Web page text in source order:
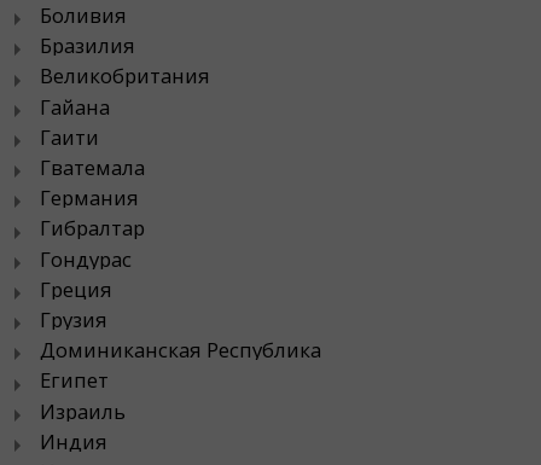
Боливия
Бразилия
Великобритания
Гайана
Гаити
Гватемала
Германия
Гибралтар
Гондурас
Греция
Грузия
Доминиканская Республика
Египет
Израиль
Индия